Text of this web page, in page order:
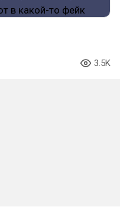
3.5K